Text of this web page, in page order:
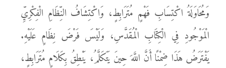
وَمُحَاوَلَةُ اكْتِسَابِ فَهْمٍ مُتَرَابِطٍ، وَاكْتِشَافُ النِّظَامِ الْفِكْرِيِّ
الْمَوْجُودِ فِي الْكِتَابِ الْمُقَدَّسِ، وَلَيْسَ فَرْضَ نِظَامٍ عَلَيْهِ.
يَفْتَرَضُ هَذَا ضِمْنًا أَنَّ اللَّهَ حِينَ يَتَكَلَّمُ، يَنْطِقُ بِكَلَامٍ مُتَرَابِطٍ،